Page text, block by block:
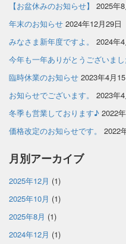
【お盆休みのお知らせ】
2025年
年末のお知らせ 2024年12月29日
みなさま新年度ですよ。
2024年
今年も一年ありがとうございまし
臨時休業のお知らせ 2023年4月
お知らせでございます。
2023年
冬季も営業しております♪ 2022
価格改定のお知らせです。
2022
月別アーカイブ
2025年12月 (1)
2025年10月 (1)
2025年8月 (1)
2024年12月 (1)